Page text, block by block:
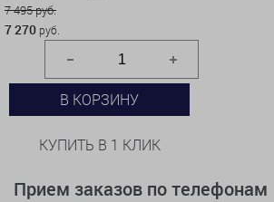
7 495 руб.
7 270 руб.
В КОРЗИНУ
КУПИТЬ В 1 КЛИК
Прием заказов по телефонам